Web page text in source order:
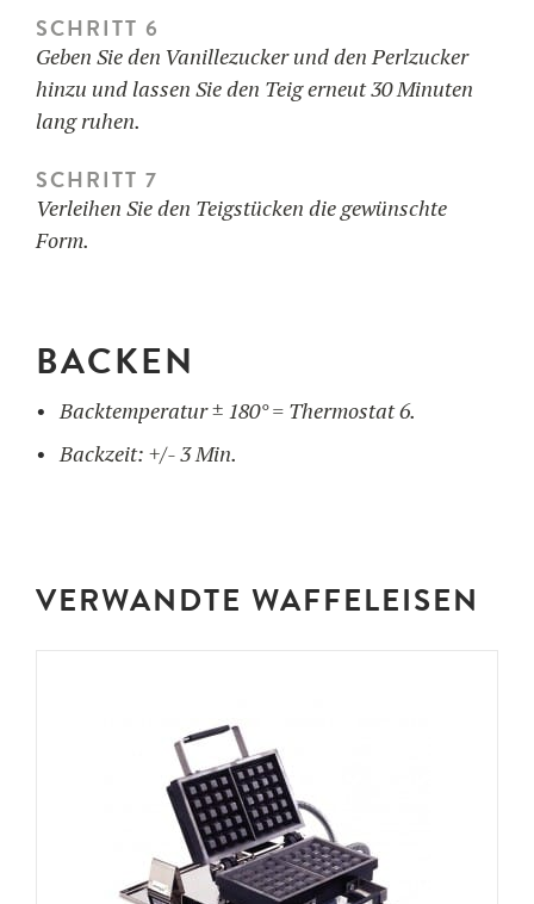
SCHRITT 6
Geben Sie den Vanillezucker und den Perlzucker
hinzu und lassen Sie den Teig erneut 30 Minuten
lang ruhen.
SCHRITT 7
Verleihen Sie den Teigstücken die gewünschte
Form.
BACKEN
Backtemperatur ± 180° = Thermostat 6.
Backzeit: +/- 3 Min.
VERWANDTE WAFFELEISEN